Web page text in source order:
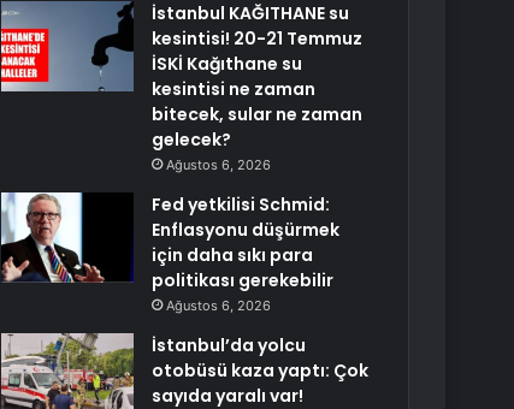
İstanbul KAĞITHANE su
kesintisi! 20-21 Temmuz
İSKİ Kağıthane su
kesintisi ne zaman
bitecek, sular ne zaman
gelecek?
Ağustos 6, 2026
Fed yetkilisi Schmid:
Enflasyonu düşürmek
için daha sıkı para
politikası gerekebilir
Ağustos 6, 2026
İstanbul’da yolcu
otobüsü kaza yaptı: Çok
sayıda yaralı var!